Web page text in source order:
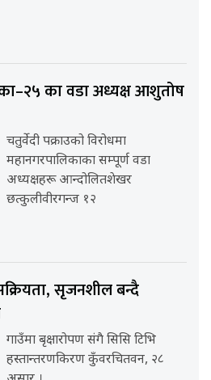
का वडा अध्यक्ष आशुतोष
चतुर्वेदी पक्राउको विरोधमा
महानगरपालिकाका सम्पूर्ण वडा
अध्यक्षहरू आन्दोलितशेखर
छत्कुलीवीरगन्ज १२
सृजनशील बन्दै
गाउँमा बृक्षारोपण संगै सिसि टिभि
हस्तान्तरणकिरण कुँवरचितवन, २८